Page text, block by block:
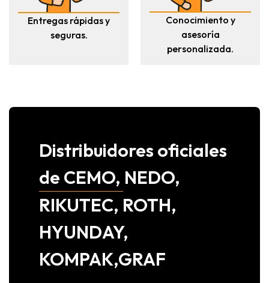
Entregas rápidas y
seguras.
Conocimiento y
asesoría
personalizada.
Distribuidores oficiales
de CEMO, NEDO,
RIKUTEC, ROTH,
HYUNDAY,
KOMPAK,GRAF